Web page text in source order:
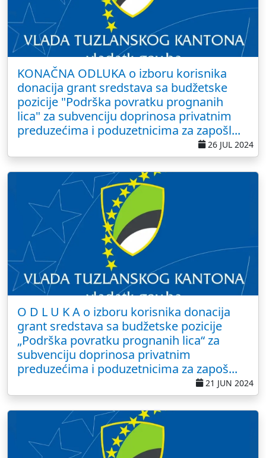
KONAČNA ODLUKA o izboru korisnika
donacija grant sredstava sa budžetske
pozicije "Podrška povratku prognanih
lica" za subvenciju doprinosa privatnim
preduzećima i poduzetnicima za zapošl...
26 JUL 2024
O D L U K A o izboru korisnika donacija
grant sredstava sa budžetske pozicije
„Podrška povratku prognanih lica“ za
subvenciju doprinosa privatnim
preduzećima i poduzetnicima za zapoš...
21 JUN 2024